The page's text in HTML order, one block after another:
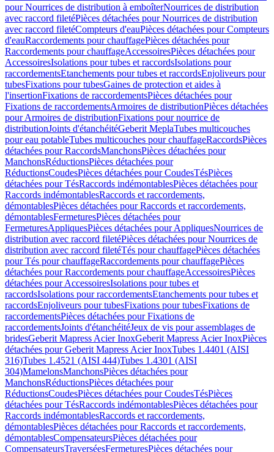
pour Nourrices de distribution à emboîterNourrices de distribution
avec raccord filetéPièces détachées pour Nourrices de distribution
avec raccord filetéCompteurs d'eauPièces détachées pour Compteurs
d'eauRaccordements pour chauffagePièces détachées pour
Raccordements pour chauffageAccessoiresPièces détachées pour
AccessoiresIsolations pour tubes et raccordsIsolations pour
raccordementsEtanchements pour tubes et raccordsEnjoliveurs pour
tubesFixations pour tubesGaines de protection et aides à
l'insertionFixations de raccordementsPièces détachées pour
Fixations de raccordementsArmoires de distributionPièces détachées
pour Armoires de distributionFixations pour nourrice de
distributionJoints d'étanchéitéGeberit MeplaTubes multicouches
pour eau potableTubes multicouches pour chauffageRaccordsPièces
détachées pour RaccordsManchonsPièces détachées pour
ManchonsRéductionsPièces détachées pour
RéductionsCoudesPièces détachées pour CoudesTésPièces
détachées pour TésRaccords indémontablesPièces détachées pour
Raccords indémontablesRaccords et raccordements,
démontablesPièces détachées pour Raccords et raccordements,
démontablesFermeturesPièces détachées pour
FermeturesAppliquesPièces détachées pour AppliquesNourrices de
distribution avec raccord filetéPièces détachées pour Nourrices de
distribution avec raccord filetéTés pour chauffagePièces détachées
pour Tés pour chauffageRaccordements pour chauffagePièces
détachées pour Raccordements pour chauffageAccessoiresPièces
détachées pour AccessoiresIsolations pour tubes et
raccordsIsolations pour raccordementsEtanchements pour tubes et
raccordsEnjoliveurs pour tubesFixations pour tubesFixations de
raccordementsPièces détachées pour Fixations de
raccordementsJoints d'étanchéitéJeux de vis pour assemblages de
bridesGeberit Mapress Acier InoxGeberit Mapress Acier InoxPièces
détachées pour Geberit Mapress Acier InoxTubes 1.4401 (AISI
316)Tubes 1.4521 (AISI 444)Tubes 1.4301 (AISI
304)MamelonsManchonsPièces détachées pour
ManchonsRéductionsPièces détachées pour
RéductionsCoudesPièces détachées pour CoudesTésPièces
détachées pour TésRaccords indémontablesPièces détachées pour
Raccords indémontablesRaccords et raccordements,
démontablesPièces détachées pour Raccords et raccordements,
démontablesCompensateursPièces détachées pour
CompensateursTraverséesFermeturesPièces détachées pour